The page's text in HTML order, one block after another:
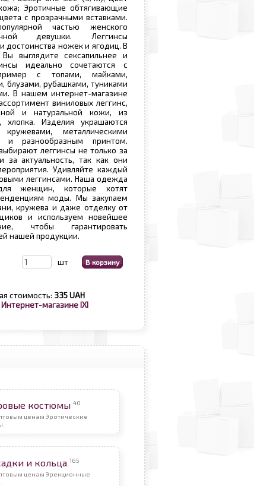
Эротичные обтягивающие
с прозрачными вставками.
частью женского
девушки. Леггинсы
достоинства ножек и ягодиц. В
выглядите сексапильнее и
идеально сочетаются с
с топами, майками,
блузами, рубашками, туниками
В нашем интернет-магазине
виниловых леггинс,
и натуральной кожи, из
хлопка. Изделия украшаются
металлическими
и разнообразным принтом.
леггинсы не только за
за актуальность, так как они
Удивляйте каждый
леггинсами. Наша одежда
женщин, которые хотят
моды. Мы закупаем
кружева и даже отделку от
и используем новейшее
чтобы гарантировать
нашей продукции.
шт
стоимость: 335 UAH
Интернет-магазине IXI
костюмы 40
ценам Эротические
и кольца 165
ценам Эрекционные